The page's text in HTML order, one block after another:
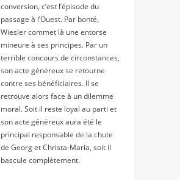
conversion, c’est l’épisode du
passage à l’Ouest. Par bonté,
Wiesler commet là une entorse
mineure à ses principes. Par un
terrible concours de circonstances,
son acte généreux se retourne
contre ses bénéficiaires. Il se
retrouve alors face à un dilemme
moral. Soit il reste loyal au parti et
son acte généreux aura été le
principal responsable de la chute
de Georg et Christa-Maria, soit il
bascule complètement.